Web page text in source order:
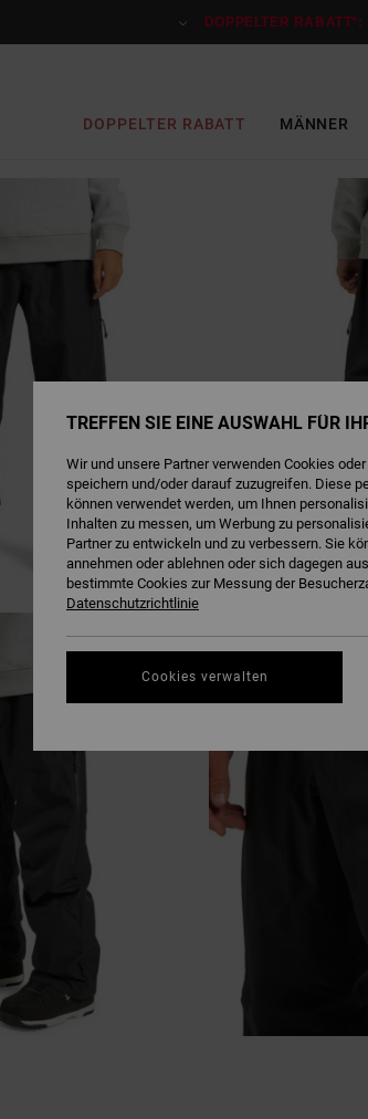
DOPPELTER RABATT*:
DOPPELTER RABATT MÄNNER
TREFFEN SIE EINE AUSWAHL FÜR
Wir und unsere Partner verwenden Cookies
speichern und/oder darauf zuzugreifen. Diese
können verwendet werden, um Ihnen
Inhalten zu messen, um Werbung zu
Partner zu entwickeln und zu verbessern. Sie
annehmen oder ablehnen oder sich dagegen
bestimmte Cookies zur Messung der
Datenschutzrichtlinie
Cookies verwalten